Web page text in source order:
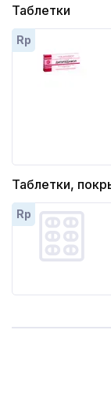
Таблетки
Rp
Таблетки,
Rp